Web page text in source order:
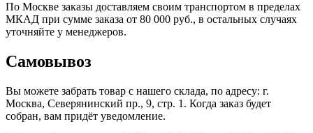
По Москве заказы доставляем своим транспортом в пределах
МКАД при сумме заказа от 80 000 руб., в остальных случаях
уточняйте у менеджеров.
Самовывоз
Вы можете забрать товар с нашего склада, по адресу: г.
Москва, Северянинский пр., 9, стр. 1. Когда заказ будет
собран, вам придёт уведомление.